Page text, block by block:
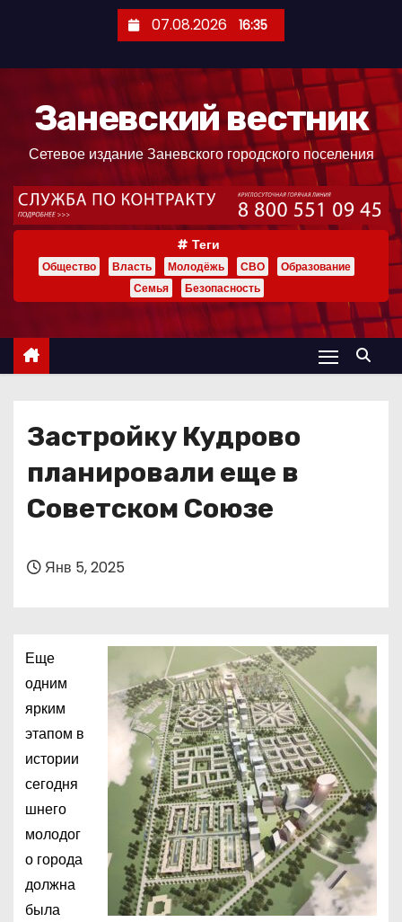
ж
07.08.2026 16:35
Заневский вестник
Сетевое издание Заневского городского поселения
Теги
Общество Власть Молодёжь СВО
Образование
Семья
Безопасность
Застройку Кудрово
планировали еще в
Советском Союзе
Янв 5, 2025
Еще
одним
ярким
этапом в
истории
сегодня
шнего
молодог
о города
должна
была